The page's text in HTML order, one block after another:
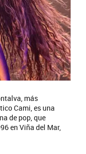
más
Cami, es una
de pop, que
en Viña del Mar,